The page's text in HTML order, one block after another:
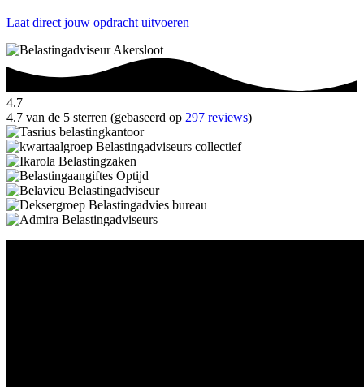
Laat direct jouw opdracht uitvoeren
4.7
4.7 van de 5 sterren (gebaseerd op 297 reviews)